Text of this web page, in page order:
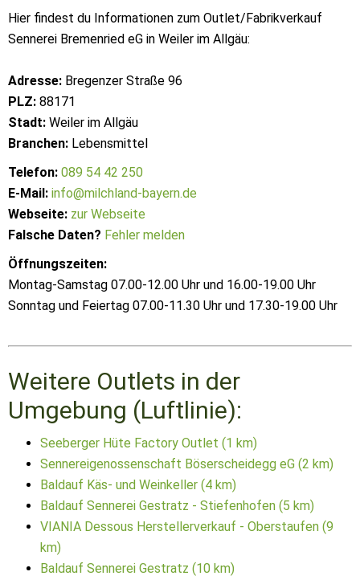
Hier findest du Informationen zum Outlet/Fabrikverkauf
Sennerei Bremenried eG in Weiler im Allgäu:
Adresse: Bregenzer Straße 96
PLZ: 88171
Stadt: Weiler im Allgäu
Branchen: Lebensmittel
Telefon: 089 54 42 250
E-Mail: info@milchland-bayern.de
Webseite: zur Webseite
Falsche Daten? Fehler melden
Öffnungszeiten:
Montag-Samstag 07.00-12.00 Uhr und 16.00-19.00 Uhr
Sonntag und Feiertag 07.00-11.30 Uhr und 17.30-19.00 Uhr
Weitere Outlets in der
Umgebung (Luftlinie):
Seeberger Hüte Factory Outlet (1 km)
Sennereigenossenschaft Böserscheidegg eG (2 km)
Baldauf Käs- und Weinkeller (4 km)
Baldauf Sennerei Gestratz - Stiefenhofen (5 km)
VIANIA Dessous Herstellerverkauf - Oberstaufen (9
km)
Baldauf Sennerei Gestratz (10 km)